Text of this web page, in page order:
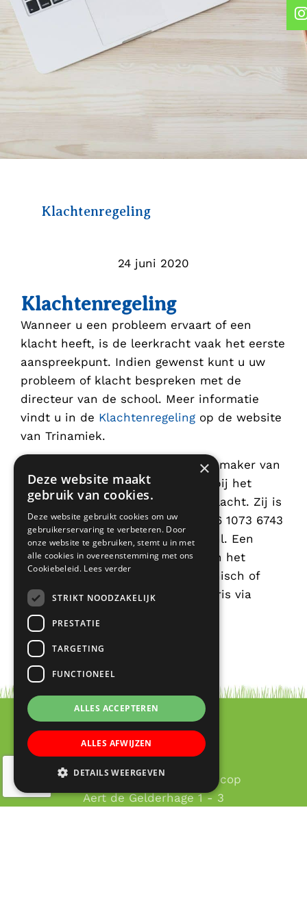
Klachtenregeling
24 juni 2020
Klachtenregeling
Wanneer u een probleem ervaart of een
klacht heeft, is de leerkracht vaak het eerste
aanspreekpunt. Indien gewenst kunt u uw
probleem of klacht bespreken met de
directeur van de school. Meer informatie
vindt u in de Klachtenregeling op de website
van Trinamiek.
De vertrouwenspersoon Rita Wielemaker van
het GIMD kan ouders begeleiden bij het
bespreken van een probleem of klacht. Zij is
bereikbaar via telefoonnummer 06 1073 6743
of via e-mail r.wielemaker@gimd.nl. Een
probleem of klacht voorleggen aan het
bestuur van Trinamiek kan telefonisch of
schriftelijk bij de bestuurssecretaris via
telefoonnummer 030 6868 438 of
info@trinamiek.nl
Contact
RK Basisschool Lucas Galecop
Aert de Gelderhage 1 - 3
×
Deze website maakt
gebruik van cookies.
Deze website gebruikt cookies om uw
gebruikerservaring te verbeteren. Door
onze website te gebruiken, stemt u in met
alle cookies in overeenstemming met ons
Cookiebeleid. Lees verder
STRIKT NOODZAKELIJK
PRESTATIE
TARGETING
FUNCTIONEEL
ALLES ACCEPTEREN
ALLES AFWIJZEN
DETAILS WEERGEVEN